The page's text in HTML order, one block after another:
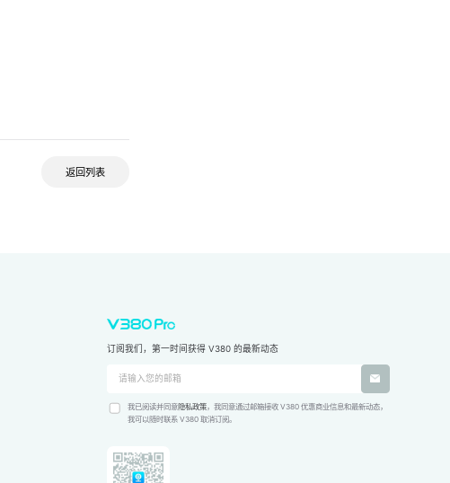
返回列表
订阅我们，第一时间获得 V380 的最新动态
我已阅读并同意隐私政策，我同意通过邮箱接收 V380 优惠商业信息和最新动态，
我可以随时联系 V380 取消订阅。